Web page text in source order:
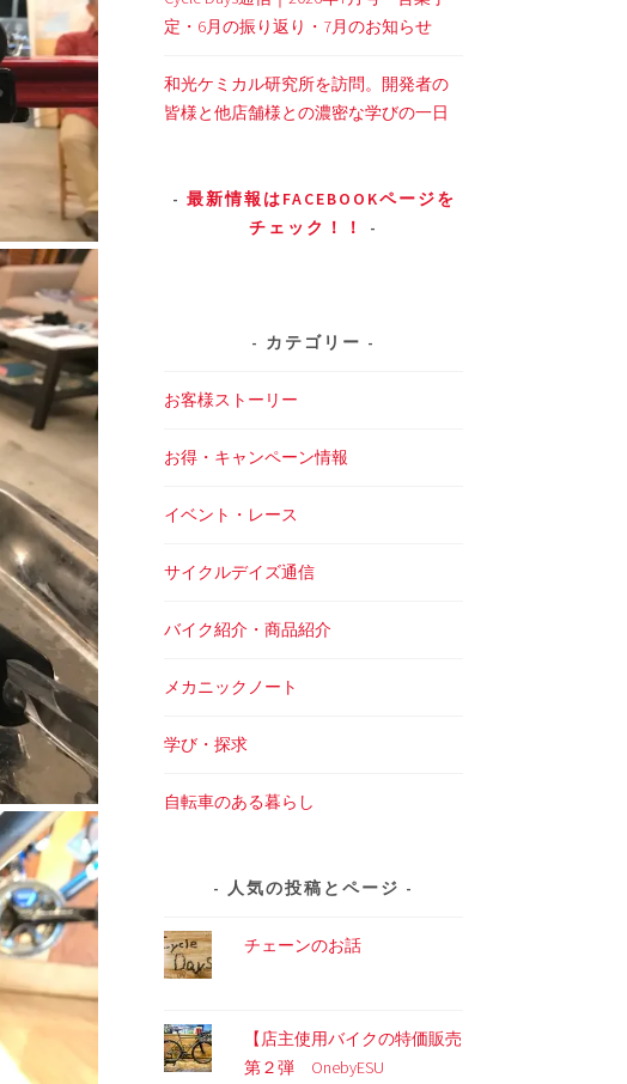
定・6月の振り返り・7月のお知らせ
和光ケミカル研究所を訪問。開発者の
皆様と他店舗様との濃密な学びの一日
最新情報はFACEBOOKページを
チェック！！
カテゴリー
お客様ストーリー
お得・キャンペーン情報
イベント・レース
サイクルデイズ通信
バイク紹介・商品紹介
メカニックノート
学び・探求
自転車のある暮らし
人気の投稿とページ
チェーンのお話
【店主使用バイクの特価販売
第２弾 OnebyESU